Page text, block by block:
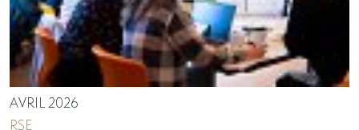
AVRIL 2026
RSE